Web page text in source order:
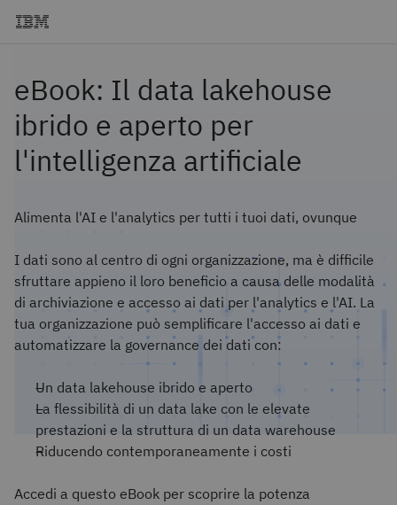
eBook: Il data lakehouse
ibrido e aperto per
l'intelligenza artificiale
Alimenta l'AI e l'analytics per tutti i tuoi dati, ovunque
I dati sono al centro di ogni organizzazione, ma è difficile
sfruttare appieno il loro beneficio a causa delle modalità
di archiviazione e accesso ai dati per l'analytics e l'AI. La
tua organizzazione può semplificare l'accesso ai dati e
automatizzare la governance dei dati con:
Un data lakehouse ibrido e aperto
La flessibilità di un data lake con le elevate
prestazioni e la struttura di un data warehouse
Riducendo contemporaneamente i costi
Accedi a questo eBook per scoprire la potenza